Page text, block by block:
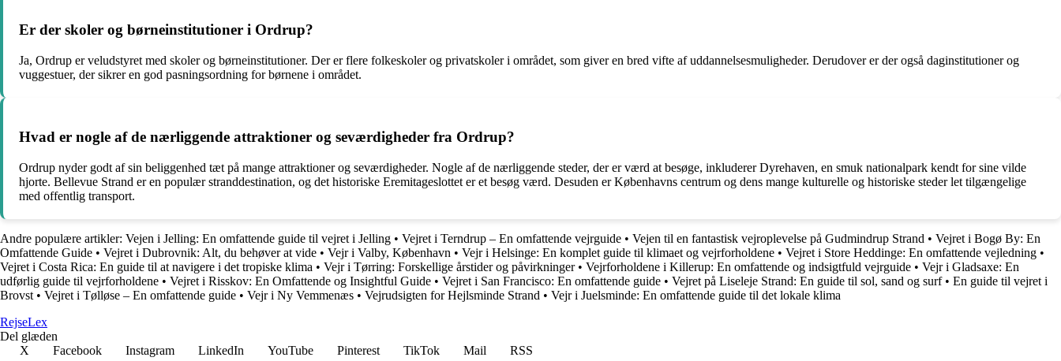
Er der skoler og børneinstitutioner i Ordrup?
Ja, Ordrup er veludstyret med skoler og børneinstitutioner. Der er flere folkeskoler og privatskoler i området, som giver en bred vifte af uddannelsesmuligheder. Derudover er der også daginstitutioner og
vuggestuer, der sikrer en god pasningsordning for børnene i området.
Hvad er nogle af de nærliggende attraktioner og seværdigheder fra Ordrup?
Ordrup nyder godt af sin beliggenhed tæt på mange attraktioner og seværdigheder. Nogle af de nærliggende steder, der er værd at besøge, inkluderer Dyrehaven, en smuk nationalpark kendt for sine vilde
hjorte. Bellevue Strand er en populær stranddestination, og det historiske Eremitageslottet er et besøg værd. Desuden er Københavns centrum og dens mange kulturelle og historiske steder let tilgængelige
med offentlig transport.
Andre populære artikler: Vejen i Jelling: En omfattende guide til vejret i Jelling • Vejret i Terndrup – En omfattende vejrguide • Vejen til en fantastisk vejroplevelse på Gudmindrup Strand • Vejret i Bogø By: En
Omfattende Guide • Vejret i Dubrovnik: Alt, du behøver at vide • Vejr i Valby, København • Vejr i Helsinge: En komplet guide til klimaet og vejrforholdene • Vejret i Store Heddinge: En omfattende vejledning •
Vejret i Costa Rica: En guide til at navigere i det tropiske klima • Vejr i Tørring: Forskellige årstider og påvirkninger• Vejrforholdene i Killerup: En omfattende og indsigtfuld vejrguide • Vejr i Gladsaxe: En
udførlig guide til vejrforholdene • Vejret i Risskov: En Omfattende og Insightful Guide • Vejret i San Francisco: En omfattende guide • Vejret på Liseleje Strand: En guide til sol, sand og surf• En guide til vejret i
Brovst • Vejret i Tølløse – En omfattende guide • Vejr i Ny Vemmenæs • Vejrudsigten for Hejlsminde Strand • Vejr i Juelsminde: En omfattende guide til det lokale klima
RejseLex
Del glæden
X
Facebook Instagram LinkedIn YouTube Pinterest TikTok Mail
RSS